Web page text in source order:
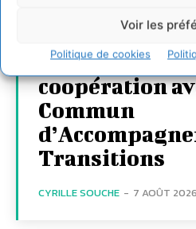
Voir les
Politique de cookies
Transformer
territoires
dialogue et la
coopération
Commun
Transitions
CYRILLE SOUCHE - 7 AOÛT 2026